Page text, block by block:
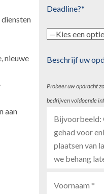
nieuwe
aan
Deadline?*
Beschrijf uw
Probeer uw opdracht
bedrijven voldoende